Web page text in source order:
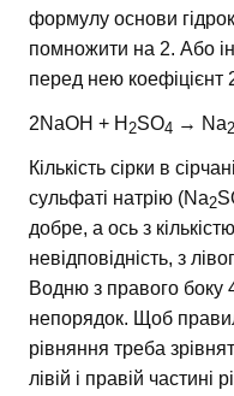
формулу основи
помножити на 2. Або
перед нею коефіцієнт
2NaOH + H 2SO4 → Na2
Кількість сірки в
сульфаті натрію (Na2
добре, а ось з
невідповідність, з
Водню з правого боку
непорядок. Щоб
рівняння треба
лівій і правій